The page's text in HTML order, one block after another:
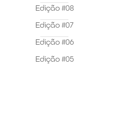
Edição #08
Edição #07
Edição #06
Edição #05